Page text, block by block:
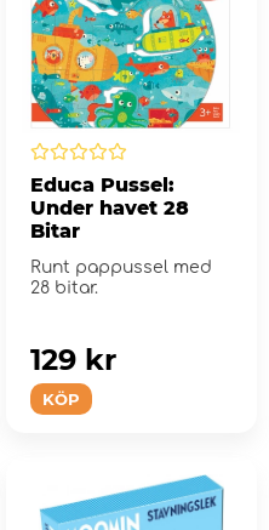
Educa Pussel:
Under havet 28
Bitar
Runt pappussel med
28 bitar.
KÖP
129 kr